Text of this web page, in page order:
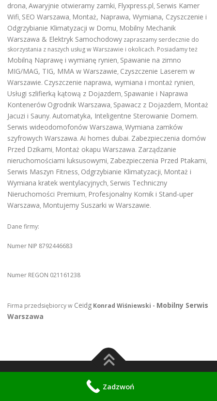
drona, Awaryjnie otwieramy zamki, Flyxpress.pl, Serwis Kamer
Wifi, SEO Warszawa, Montaż, Naprawa, Wymiana, Czyszczenie i
Odgrzybianie Klimatyzacji w Domu, Mobilny Mechanik
Warszawa & Elektryk Samochodowy zapraszamy serdecznie do
skorzystania z naszych usług w Warszawie i okolicach. Posiadamy też
Mobilną Naprawę i wymianę rynien, Spawanie na zimno
MIG/MAG, TIG, MMA w Warszawie, Czyszczenie Laserem w
Warszawie. Czyszczenie naprawa, wymiana i montaż rynien,
Usługi szlifierką kątową z Dojazdem, Spawanie i Naprawa
Kontenerów Ogrodnik Warszawa, Spawacz z Dojazdem, Montaż
Jacuzi i Sauny. Automatyka, Inteligentne Sterowanie Domem.
Serwis wideodomofonów Warszawa, Wymiana zamków
szyfrowych Warszawa. Ai homes dubai. Zabezpieczenia domów
Przed Dzikami, Montaż okapu Warszawa. Zarządzanie
nieruchomościami luksusowymi, Zabezpieczenia Przed Ptakami,
Serwis Maszyn Fitness, Odgrzybianie Klimatyzacji, Montaż i
Wymiana kratek wentylacyjnych, Serwis Techniczny
Nieruchomości Premium, Profesjonalny Komik i Stand-uper
Warszawa, Montujemy Suszarki w Warszawie.
Dane firmy:
Numer NIP 8792446683
Numer REGON 021161238
Firma przedsiębiorcy w Ceidg Konrad Wiśniewski - Mobilny Serwis
Warszawa
Copyright © 2026 Mobilny Spawacz–
FameThemes
Zadzwoń